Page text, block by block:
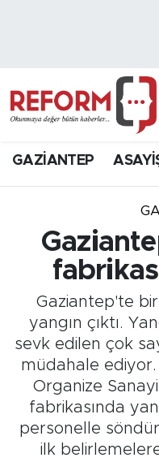
GAZİANTEP
Gaziantep'te
yangın çıktı.
sevk edilen çok
müdahale ediyor.
Organize
fabrikasında
personelle
ilk
Hava Durumu
Süper Lig Puan
Tüm Manşetler
Son Dakika
Haber Arşivi